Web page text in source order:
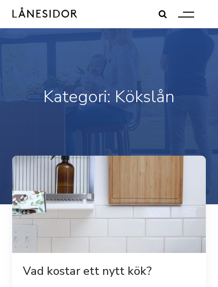
content
Kategori: Kökslån
Vad kostar ett nytt kök?